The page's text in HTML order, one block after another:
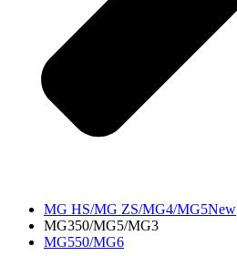
MG HS/MG ZS/MG4/MG5New
MG350/MG5/MG3
MG550/MG6